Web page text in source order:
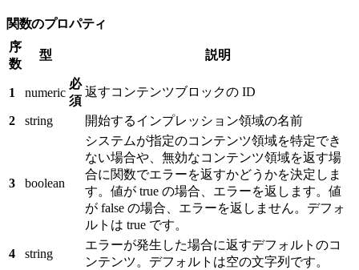
関数のプロパティ
序
数
型 説明
1 numeric
必
須
返すコンテンツブロックの ID
2 string 開始するインプレッション領域の名前
3 boolean
システムが指定のコンテンツ領域を特定でき
ない場合や、無効なコンテンツ領域を返す場
合に関数でエラーを返すかどうかを決定しま
す。値が true の場合、エラーを返します。値
が false の場合、エラーを返しません。デフォ
ルトは true です。
4 string
エラーが発生した場合に返すデフォルトのコ
ンテンツ。デフォルトは空の文字列です。